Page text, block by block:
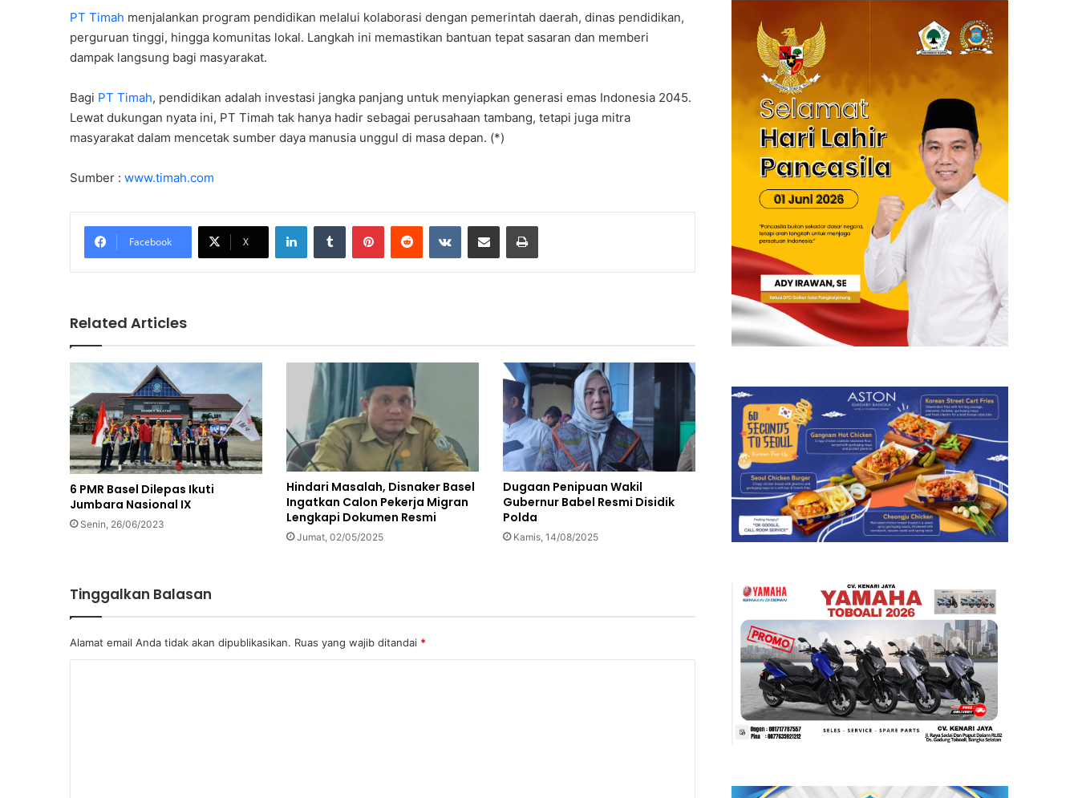
PT Timah menjalankan program pendidikan melalui kolaborasi dengan pemerintah daerah, dinas pendidikan,
perguruan tinggi, hingga komunitas lokal. Langkah ini memastikan bantuan tepat sasaran dan memberi
dampak langsung bagi masyarakat.
Bagi PT Timah, pendidikan adalah investasi jangka panjang untuk menyiapkan generasi emas Indonesia 2045.
Lewat dukungan nyata ini, PT Timah tak hanya hadir sebagai perusahaan tambang, tetapi juga mitra
masyarakat dalam mencetak sumber daya manusia unggul di masa depan. (*)
Sumber : www.timah.com
Facebook X
LinkedInTumblr PinterestReddit VKontakteShare via Email Print
Related Articles
6 PMR Basel Dilepas Ikuti
Jumbara Nasional IX
Senin, 26/06/2023
Hindari Masalah, Disnaker Basel
Ingatkan Calon Pekerja Migran
Lengkapi Dokumen Resmi
Jumat, 02/05/2025
Dugaan Penipuan Wakil
Gubernur Babel Resmi Disidik
Polda
Kamis, 14/08/2025
Tinggalkan Balasan
Alamat email Anda tidak akan dipublikasikan. Ruas yang wajib ditandai *